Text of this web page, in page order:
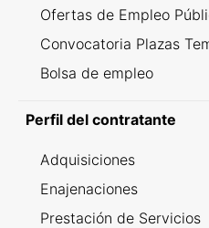
Ofertas de Empleo
Convocatoria Plazas
Bolsa de empleo
Perfil del contratante
Adquisiciones
Enajenaciones
Prestación de Servicios